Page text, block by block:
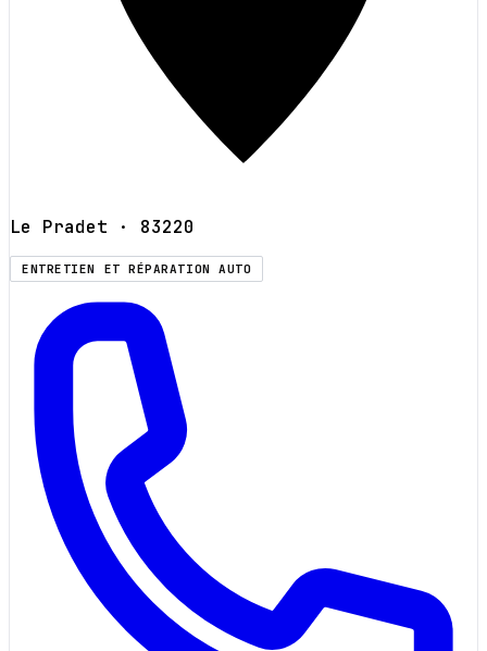
Le Pradet · 83220
ENTRETIEN ET RÉPARATION AUTO